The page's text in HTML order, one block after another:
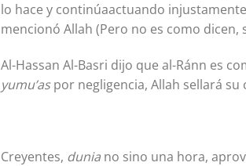
lo hace y continúaactuando
mencionó Allah (Pero no es como
yumu’aspor negligencia, Allah sellará su
Creyentes, dunia no sino una hora,